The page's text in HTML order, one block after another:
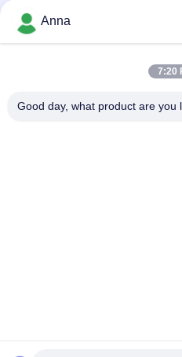
Anna
7:20
Good day, what product are you